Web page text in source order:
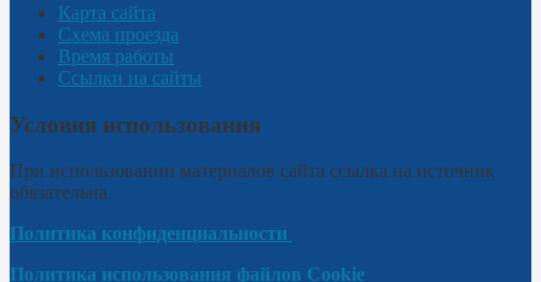
Карта сайта
Схема проезда
Время работы
Ссылки на сайты
Условия использования
При использовании материалов сайта ссылка на источник
обязательна.
Политика конфиденциальности
Политика использования файлов Cookie